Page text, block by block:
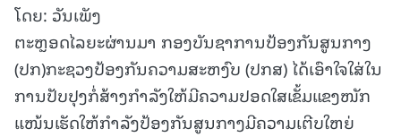
ໂດຍ: ວັນເພັງ
ຕະຫຼອດໄລຍະຜ່ານມາ ກອງບັນຊາການປ້ອງກັນສູນກາງ
(ປກ)ກະຊວງປ້ອງກັນຄວາມສະຫງົບ (ປກສ) ໄດ້ເອົາໃຈໃສ່ໃນ
ການປັບປຸງກໍ່ສ້າງກໍາລັງໃຫ້ມີຄວາມປອດໃສເຂັ້ມແຂງໜັກ
ແໜ້ນເຮັດໃຫ້ກຳລັງປ້ອງກັນສູນກາງມີຄວາມເຕີບໃຫຍ່